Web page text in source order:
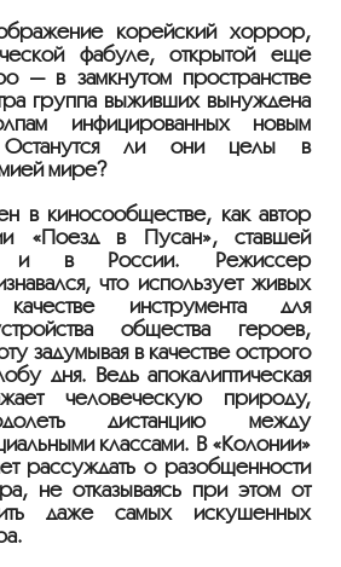
корейский хоррор,
фабуле, открытой еще
— в замкнутом пространстве
группа выживших вынуждена
инфицированных новым
Останутся ли они целы в
мире?
в киносообществе, как автор
«Поезд в Пусан», ставшей
и в России. Режиссер
что использует живых
инструмента для
общества героев,
задумывая в качестве острого
дня. Ведь апокалиптическая
человеческую природу,
дистанцию между
классами. В «Колонии»
рассуждать о разобщенности
не отказываясь при этом от
даже самых искушенных